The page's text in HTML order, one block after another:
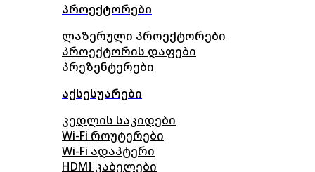
პროექტორები
ლაზერული პროექტორები
პროექტორის დაფები
პრეზენტერები
აქსესუარები
კედლის საკიდები
Wi-Fi როუტერები
Wi-Fi ადაპტერი
HDMI კაბელები